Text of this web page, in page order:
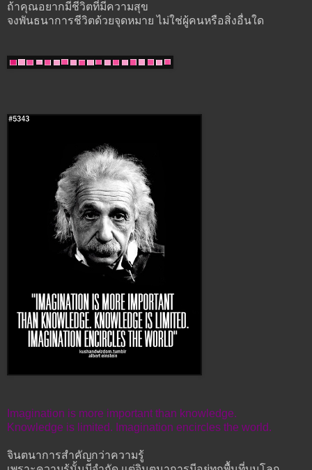
ถ้าคุณอยากมีชีวิตที่มีความสุข
จงพันธนาการชีวิตด้วยจุดหมาย ไม่ใช่ผู้คนหรือสิ่งอื่นใด
Imagination is more important than knowledge.
Knowledge is limited. Imagination encircles the world.
จินตนาการสำคัญกว่าความรู้